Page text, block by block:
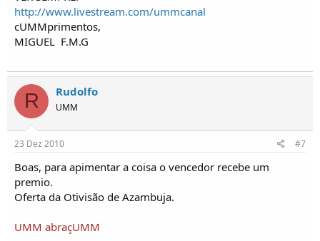
Natacha
http://www.wix.com/natasca/coisas-de-tt
http://www.livestream.com/ummcanal
cUMMprimentos,
MIGUEL F.M.G
R Rudolfo
UMM
23 Dez 2010 #7
Boas, para apimentar a coisa o vencedor recebe um
premio.
Oferta da Otivisão de Azambuja.
UMM abraçUMM